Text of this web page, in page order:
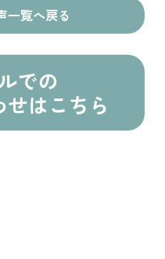
一覧へ戻る
での
はこちら